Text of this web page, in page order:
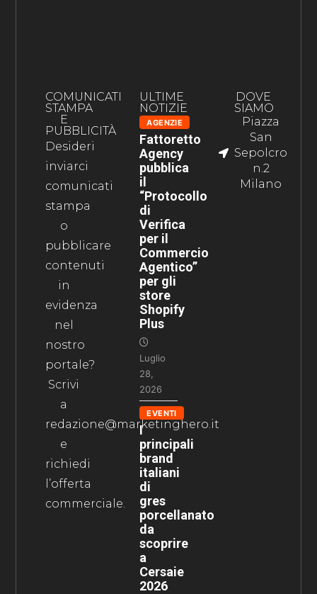
COMUNICATI
STAMPA
E
PUBBLICITÀ
Desideri
inviarci
comunicati
stampa
o
pubblicare
contenuti
in
evidenza
nel
nostro
portale?
Scrivi
a
redazione@marketinghero.it
e
richiedi
l’offerta
commerciale.
ULTIME
NOTIZIE
AGENZIE
Fattoretto
Agency
pubblica
il
“Protocollo
di
Verifica
per il
Commercio
Agentico”
per gli
store
Shopify
Plus
Luglio
28,
2026
EVENTI
I
principali
brand
italiani
di
gres
porcellanato
da
scoprire
a
Cersaie
2026
DOVE
SIAMO
Piazza
San
Sepolcro
n.2
Milano